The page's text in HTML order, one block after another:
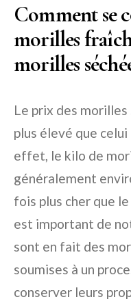
Comment se
morilles
morilles
Le prix des
plus élevé que
effet, le kilo de
généralement
fois plus cher que
est important de
sont en fait des
soumises à un
conserver leurs